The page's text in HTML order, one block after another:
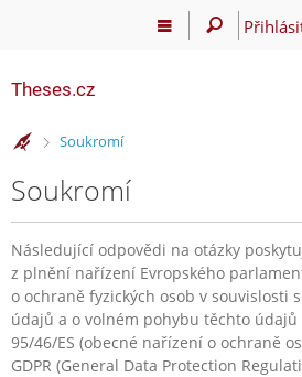
Theses.cz
>
Soukromí
Soukromí
Následující odpovědi na otázky
z plnění nařízení Evropského
o ochraně fyzických osob v souvislosti
údajů a o volném pohybu těchto
95/46/ES (obecné nařízení o ochraně
GDPR (General Data Protection